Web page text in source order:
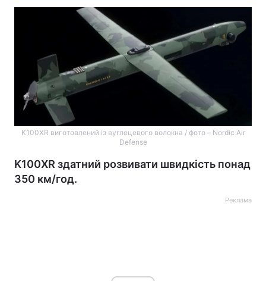
K100XR виготовлений із вуглецевого волокна / фото – Nordic Air
Defense
K100XR здатний розвивати швидкість понад
350 км/год.
Реклама